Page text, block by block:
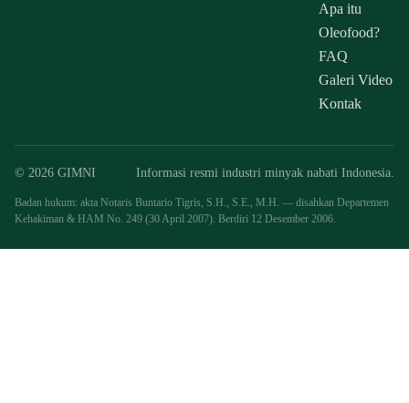
Apa itu
Oleofood?
FAQ
Galeri Video
Kontak
© 2026 GIMNI Informasi resmi industri minyak nabati Indonesia.
Badan hukum: akta Notaris Buntario Tigris, S.H., S.E., M.H. — disahkan Departemen
Kehakiman & HAM No. 249 (30 April 2007). Berdiri 12 Desember 2006.